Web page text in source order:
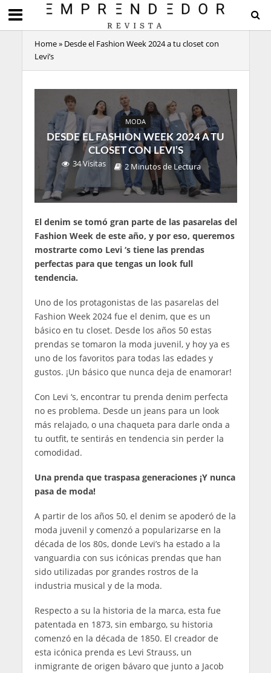
Home» Desde el Fashion Week 2024 a tu closet con
Levi’s
MODA
DESDE EL FASHION WEEK 2024 A TU
CLOSET CON LEVI’S
34 Visitas
2 Minutos de Lectura
El denim se tomó gran parte de las pasarelas del
Fashion Week de este año, y por eso, queremos
mostrarte como Levi ‘s tiene las prendas
perfectas para que tengas un look full
tendencia.
Uno de los protagonistas de las pasarelas del
Fashion Week 2024 fue el denim, que es un
básico en tu closet. Desde los años 50 estas
prendas se tomaron la moda juvenil, y hoy ya es
uno de los favoritos para todas las edades y
gustos. ¡Un básico que nunca deja de enamorar!
Con Levi ‘s, encontrar tu prenda denim perfecta
no es problema. Desde un jeans para un look
más relajado, o una chaqueta para darle onda a
tu outfit, te sentirás en tendencia sin perder la
comodidad.
Una prenda que traspasa generaciones ¡Y nunca
pasa de moda!
A partir de los años 50, el denim se apoderó de la
moda juvenil y comenzó a popularizarse en la
década de los 80s, donde Levi’s ha estado a la
vanguardia con sus icónicas prendas que han
sido utilizadas por grandes rostros de la
industria musical y de la moda.
Respecto a su la historia de la marca, esta fue
patentada en 1873, sin embargo, su historia
comenzó en la década de 1850. El creador de
esta icónica prenda es Levi Strauss, un
inmigrante de origen bávaro que junto a Jacob